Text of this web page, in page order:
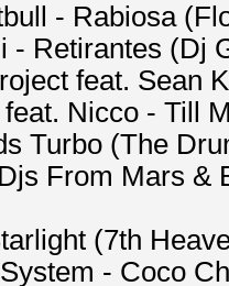
- Rabiosa
- Retirantes (Dj
feat. Sean
Nicco - Till
Turbo (The
From Mars &
(7th
- Coco